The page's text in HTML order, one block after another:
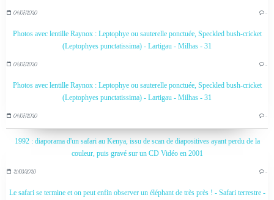
04/07/2020 …
Photos avec lentille Raynox : Leptophye ou sauterelle ponctuée, Speckled bush-cricket
(Leptophyes punctatissima) - Lartigau - Milhas - 31
04/07/2020 …
Photos avec lentille Raynox : Leptophye ou sauterelle ponctuée, Speckled bush-cricket
(Leptophyes punctatissima) - Lartigau - Milhas - 31
04/07/2020 …
1992 : diaporama d'un safari au Kenya, issu de scan de diapositives ayant perdu de la
couleur, puis gravé sur un CD Vidéo en 2001
21/03/2020 …
Le safari se termine et on peut enfin observer un éléphant de très près ! - Safari terrestre -